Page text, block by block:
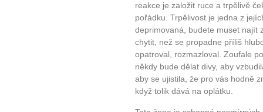
reakce je založit ruce a trpělivě
pořádku. Trpělivost je jedna z
deprimovaná, budete muset najít
chytit, než se propadne příliš
opatroval, rozmazloval. Zoufale
někdy bude dělat divy, aby
aby se ujistila, že pro vás hodně
když tolik dává na oplátku.